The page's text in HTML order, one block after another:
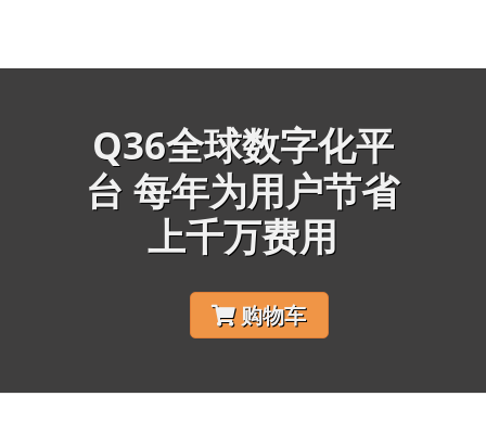
Q36全球数字化平
台 每年为用户节省
上千万费用
购物车